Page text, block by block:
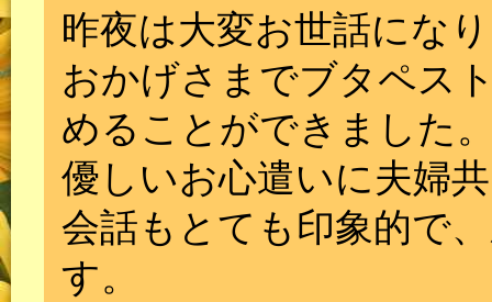
昨夜は大変お世話にな
おかげさまでブタペス
めることができました
優しいお心遣いに夫婦
会話もとても印象的で
す。